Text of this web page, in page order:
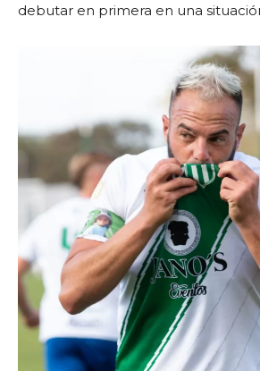
debutar en primera en una